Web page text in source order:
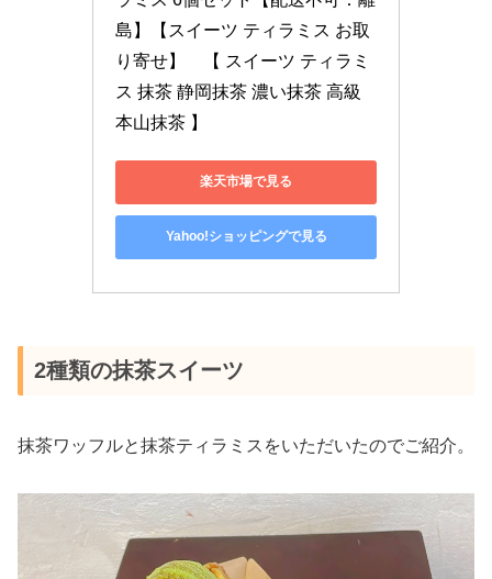
島】【スイーツ ティラミス お取
り寄せ】　【 スイーツ ティラミ
ス 抹茶 静岡抹茶 濃い抹茶 高級
本山抹茶 】
楽天市場で見る
Yahoo!ショッピングで見る
2種類の抹茶スイーツ
抹茶ワッフルと抹茶ティラミスをいただいたのでご紹介。